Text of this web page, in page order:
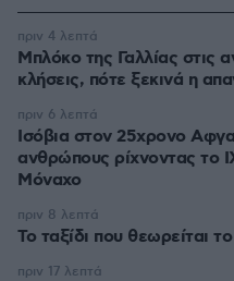
Μπλόκο της Γαλλίας στις
κλήσεις, πότε ξεκινά η
πριν 4 λεπτά
Ισόβια στον 25χρονο
ανθρώπους ρίχνοντας το
Μόναχο
πριν 6 λεπτά
Το ταξίδι που θεωρείται
πριν 8 λεπτά
πριν 17 λεπτά